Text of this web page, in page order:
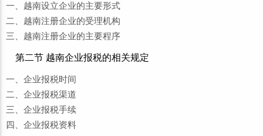
一、越南设立企业的主要形式
二、越南注册企业的受理机构
三、越南注册企业的主要程序
第二节 越南企业报税的相关规定
一、企业报税时间
二、企业报税渠道
三、企业报税手续
四、企业报税资料